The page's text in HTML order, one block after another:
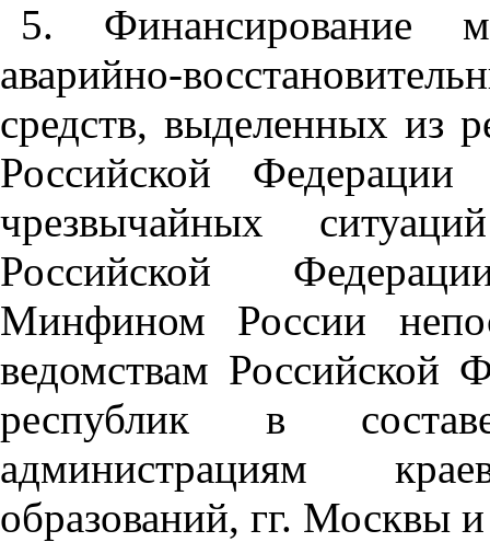
5. Финансирование
аварийно-
средств, выделенных из
Российской
чрезвычайных
Российской
Минфином России
ведомствам Российской
республик в
администрациям
образований, гг. Москвы